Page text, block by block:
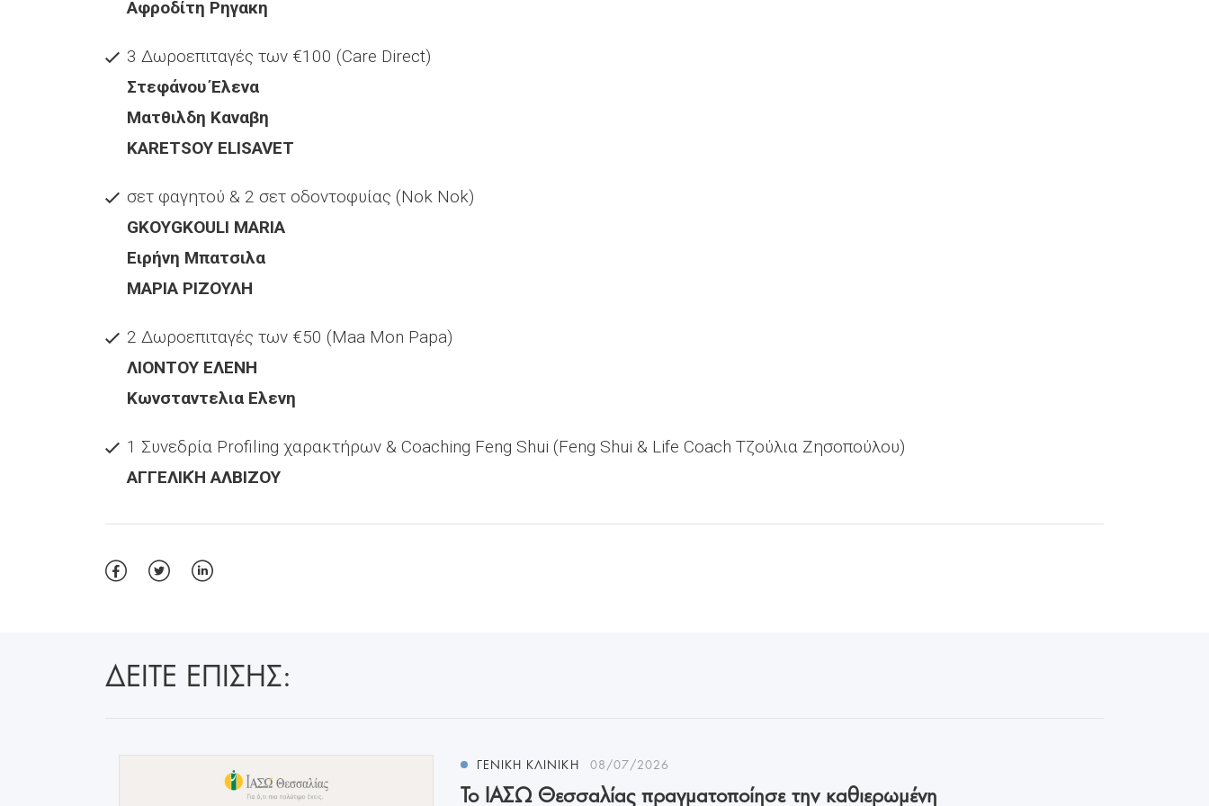
Αφροδίτη Ρηγακη
3 Δωροεπιταγές των €100 (Care Direct)
Στεφάνου Έλενα
Ματθιλδη Καναβη
KARETSOY ELISAVET
σετ φαγητού & 2 σετ οδοντοφυίας (Nok Nok)
GKOYGKOULI MARIA
Ειρήνη Μπατσιλα
ΜΑΡΙΑ ΡΙΖΟΥΛΗ
2 Δωροεπιταγές των €50 (Μaa Mon Papa)
ΛΙΟΝΤΟΥ ΕΛΕΝΗ
Κωνσταντελια Ελενη
1 Συνεδρία Profiling χαρακτήρων & Coaching Feng Shui (Feng Shui & Life Coach Τζούλια Ζησοπούλου)
ΑΓΓΕΛΙΚΉ ΑΛΒΙΖΟΥ
ΔΕΙΤΕ ΕΠΙΣΗΣ:
ΓΕΝΙΚΗ ΚΛΙΝΙΚΗ 08/07/2026
Το ΙΑΣΩ Θεσσαλίας πραγματοποίησε την καθιερωμένη